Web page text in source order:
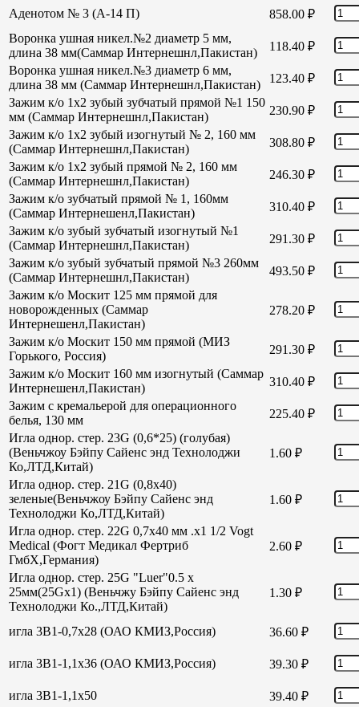
Аденотом № 3 (А-14 П) 858.00 ₽
Воронка ушная никел.№2 диаметр 5 мм,
длина 38 мм(Саммар Интернешнл,Пакистан)
118.40 ₽
Воронка ушная никел.№3 диаметр 6 мм,
длина 38 мм (Саммар Интернешнл,Пакистан)
123.40 ₽
Зажим к/о 1х2 зубый зубчатый прямой №1 150
мм (Саммар Интернешнл,Пакистан)
230.90 ₽
Зажим к/о 1х2 зубый изогнутый № 2, 160 мм
(Саммар Интернешнл,Пакистан)
308.80 ₽
Зажим к/о 1х2 зубый прямой № 2, 160 мм
(Саммар Интернешнл,Пакистан)
246.30 ₽
Зажим к/о зубчатый прямой № 1, 160мм
(Саммар Интернешенл,Пакистан)
310.40 ₽
Зажим к/о зубый зубчатый изогнутый №1
(Саммар Интернешнл,Пакистан)
291.30 ₽
Зажим к/о зубый зубчатый прямой №3 260мм
(Саммар Интернешнл,Пакистан)
493.50 ₽
Зажим к/о Москит 125 мм прямой для
новорожденных (Саммар
Интернешенл,Пакистан)
278.20 ₽
Зажим к/о Москит 150 мм прямой (МИЗ
Горького, Россия)
291.30 ₽
Зажим к/о Москит 160 мм изогнутый (Саммар
Интернешенл,Пакистан)
310.40 ₽
Зажим с кремальерой для операционного
белья, 130 мм
225.40 ₽
Игла однор. стер. 23G (0,6*25) (голубая)
(Веньчжоу Бэйпу Сайенс энд Технолоджи
Ко,ЛТД,Китай)
1.60 ₽
Игла однор. стер. 21G (0,8х40)
зеленые(Веньчжоу Бэйпу Сайенс энд
Технолоджи Ко,ЛТД,Китай)
1.60 ₽
Игла однор. стер. 22G 0,7х40 мм .х1 1/2 Vogt
Medical (Фогт Медикал Фертриб
ГмбХ,Германия)
2.60 ₽
Игла однор. стер. 25G "Luer"0.5 х
25мм(25Gх1) (Веньчжу Бэйпу Сайенс энд
Технолоджи Ко.,ЛТД,Китай)
1.30 ₽
игла 3В1-0,7х28 (ОАО КМИЗ,Россия) 36.60 ₽
игла 3В1-1,1х36 (ОАО КМИЗ,Россия) 39.30 ₽
игла 3В1-1,1х50 39.40 ₽